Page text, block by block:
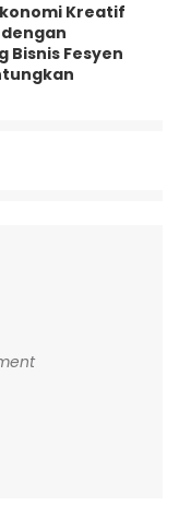
Kreatif
Bisnis Fesyen